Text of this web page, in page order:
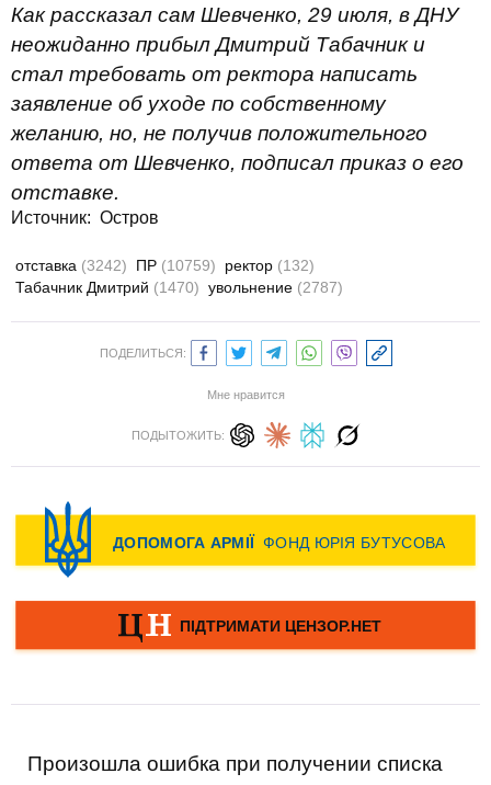
Как рассказал сам Шевченко, 29 июля, в ДНУ
неожиданно прибыл Дмитрий Табачник и
стал требовать от ректора написать
заявление об уходе по собственному
желанию, но, не получив положительного
ответа от Шевченко, подписал приказ о его
отставке.
Источник: Остров
отставка (3242) ПР (10759) ректор (132)
Табачник Дмитрий (1470) увольнение (2787)
ПОДЕЛИТЬСЯ:
Мне нравится
ПОДЫТОЖИТЬ:
Произошла ошибка при получении списка